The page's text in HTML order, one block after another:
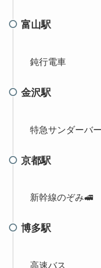
富山駅
鈍行電車
金沢駅
特急サンダーバ
京都駅
新幹線のぞみ🚅
博多駅
高速バス